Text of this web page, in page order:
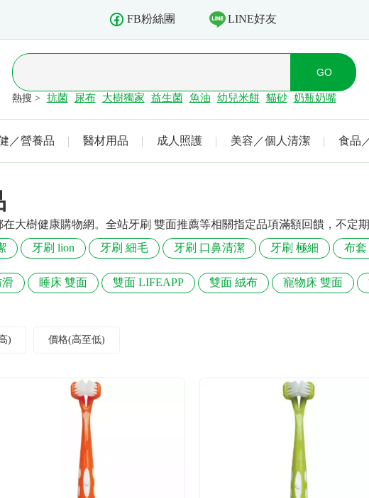
FB粉絲團 LINE好友
熱搜 > 抗菌 尿布 大樹獨家 益生菌 魚油 幼兒米餅 貓砂 奶瓶奶嘴
／營養品 醫材用品 成人照護 美容／個人清潔 食品
大樹健康購物網。全站牙刷 雙面推薦等相關指定品項滿額回饋，不定
牙刷 lion 牙刷 細毛 牙刷 口鼻清潔 牙刷 極細 布套
滑 睡床 雙面 雙面 LIFEAPP 雙面 絨布 寵物床 雙面
) 價格(高至低)